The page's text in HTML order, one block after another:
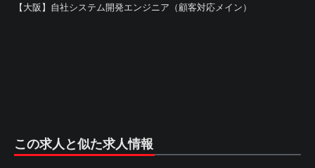
【大阪】自社システム開発エンジニア（顧客対応メイン）
この求人と似た求人情報